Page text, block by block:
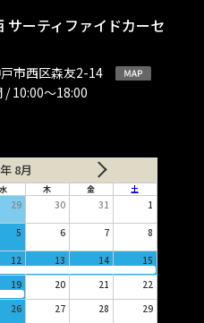
サーティファイドカーセ
戸市西区森友2-14
10:00〜18:00
8月
水 木 金 土
29 30 31 1
5 6 7 8
12 13 14 15
19 20 21 22
26 27 28 29